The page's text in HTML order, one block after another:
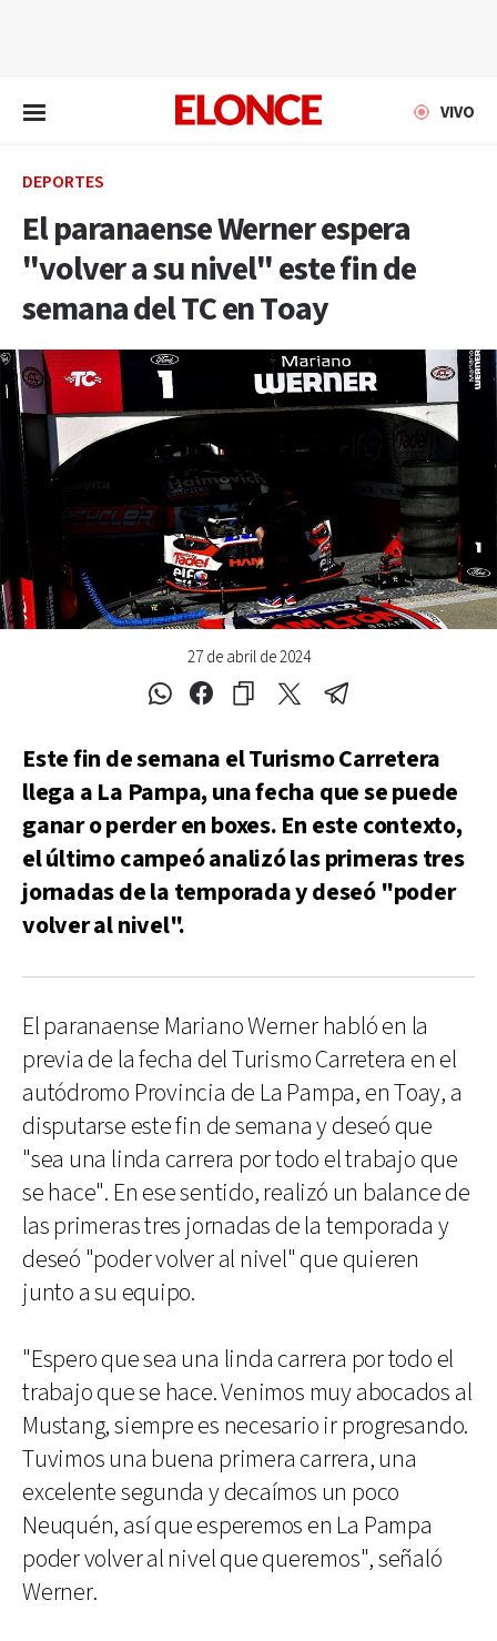
VIVO
DEPORTES
El paranaense Werner espera
"volver a su nivel" este fin de
semana del TC en Toay
27 de abril de 2024
Este fin de semana el Turismo Carretera
llega a La Pampa, una fecha que se puede
ganar o perder en boxes. En este contexto,
el último campeó analizó las primeras tres
jornadas de la temporada y deseó "poder
volver al nivel".
El paranaense Mariano Werner habló en la
previa de la fecha del Turismo Carretera en el
autódromo Provincia de La Pampa, en Toay, a
disputarse este fin de semana y deseó que
"sea una linda carrera por todo el trabajo que
se hace". En ese sentido, realizó un balance de
las primeras tres jornadas de la temporada y
deseó "poder volver al nivel" que quieren
junto a su equipo.
"Espero que sea una linda carrera por todo el
trabajo que se hace. Venimos muy abocados al
Mustang, siempre es necesario ir progresando.
Tuvimos una buena primera carrera, una
excelente segunda y decaímos un poco
Neuquén, así que esperemos en La Pampa
poder volver al nivel que queremos", señaló
Werner.